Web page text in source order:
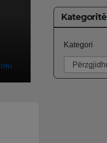
Kategoritë
Kategori